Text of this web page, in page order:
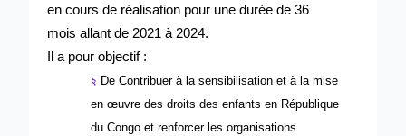
en cours de réalisation pour une durée de 36
mois allant de 2021 à 2024.
Il a pour objectif :
§ De Contribuer à la sensibilisation et à la mise
en œuvre des droits des enfants en République
du Congo et renforcer les organisations